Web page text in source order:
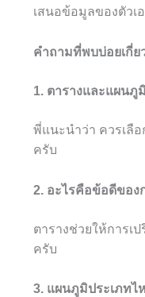
เสนอข้อมูลของตัวเ
คำถามที่พบบ่อยเกี่ย
1. ตารางและแผน
พี่แนะนำว่า ควรเลื
ครับ
2. อะไรคือข้อดีของ
ตารางช่วยให้การเ
ครับ
3. แผนภูมิประเภทไ